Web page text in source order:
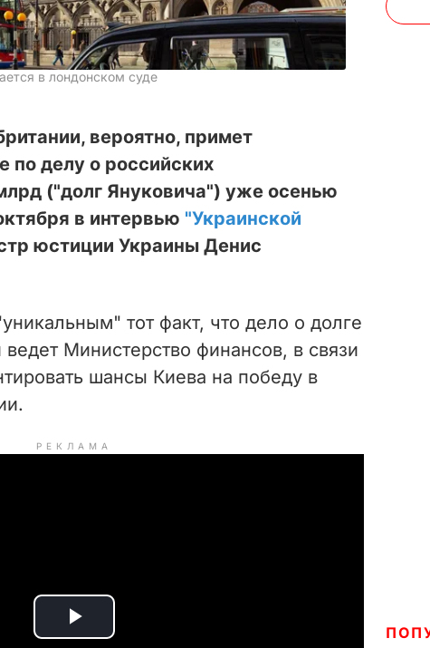
в лондонском суде
вероятно, примет
по делу о российских
("долг Януковича") уже осенью
в интервью "Украинской
юстиции Украины Денис
тот факт, что дело о долге
Министерство финансов, в связи
шансы Киева на победу в
РЕКЛАМА
P